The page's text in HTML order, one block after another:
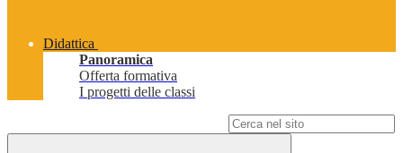
Didattica
Panoramica
Offerta formativa
I progetti delle classi